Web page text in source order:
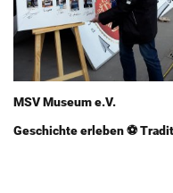
MSV Mu­­­­­­­­­­­­­­­­­­­­­­se­um e.V.
Ge­­­­­­­­­­­­­­­­­­­­­­schich­te er­le­­­­­­­­­­­­­­­­­­­­­­ben ⚽